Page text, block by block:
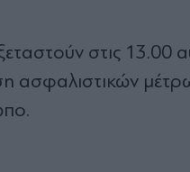
στις 13.00
ασφαλιστικών